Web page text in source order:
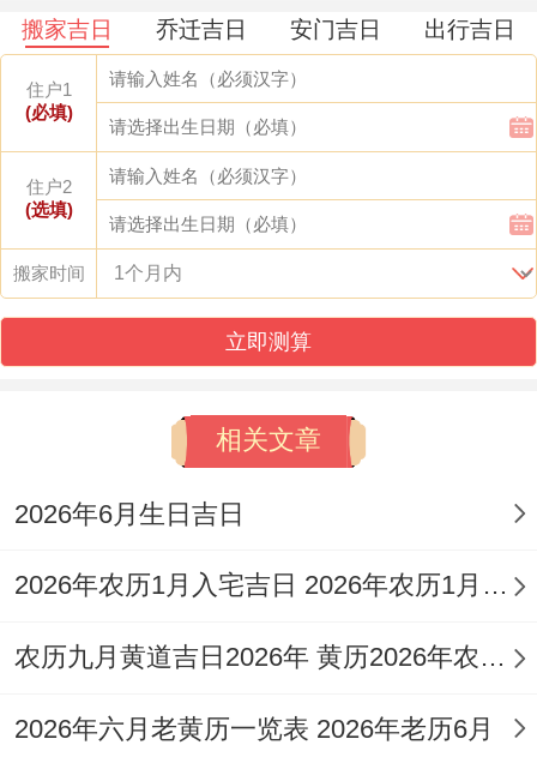
养、教牛马
年8
月10
日
六
月
廿
八
星
期
嫁娶、出
火、拆卸、
祭祀、祈
福、开光、
伐木、动
土、开市、
交易、立
移徙、安
入殓、安葬
作
灶、
煞
南
伐
木、
土、
搬家吉日 乔迁吉日 安门吉日 出行吉日
住户1
(必填)
住户2
(选填)
搬家时间
立即测算
相关文章
2026年6月生日吉日
2026年农历1月入宅吉日 2026年农历1月入宅最好的日子
农历九月黄道吉日2026年 黄历2026年农历九月黄道吉日查询
2026年六月老黄历一览表 2026年老历6月